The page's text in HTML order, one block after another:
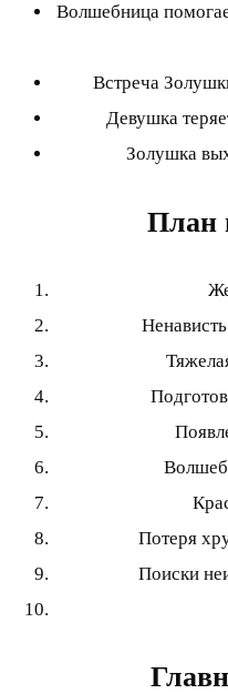
Волшебница
Встреча
Девушка
Золушка
План
Потеря
Поиски